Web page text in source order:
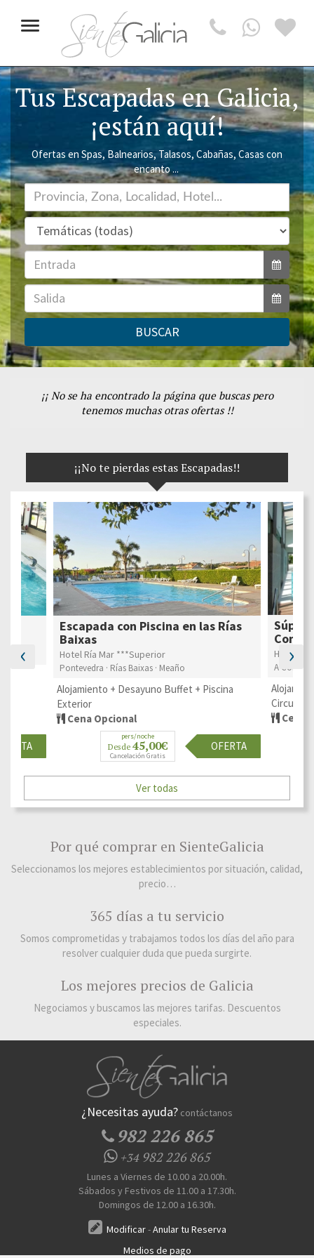
Toggle
navigation
Tus Escapadas en Galicia,
¡están aquí!
Ofertas en Spas, Balnearios, Talasos, Cabañas, Casas con
encanto ...
BUSCAR
¡¡ No se ha encontrado la página que buscas pero
tenemos muchas otras ofertas !!
¡¡No te pierdas estas Escapadas!!
Escapada con Piscina en las Rías
Baixas
Hotel Ría Mar ***Superior
Pontevedra · Rías Baixas · Meaño
Alojamiento + Desayuno Buffet + Piscina
Exterior
Cena Opcional
pers/noche
Desde 45,00€
Cancelación Gratis
OFERTA
Súper
Hotel
A Coruña
Circuito
Cena
‹ ›
Ver todas
Por qué comprar en SienteGalicia
Seleccionamos los mejores establecimientos por situación, calidad,
precio…
365 días a tu servicio
Somos comprometidas y trabajamos todos los días del año para
resolver cualquier duda que pueda surgirte.
Los mejores precios de Galicia
Negociamos y buscamos las mejores tarifas. Descuentos
especiales.
¿Necesitas ayuda? contáctanos
982 226 865
+34982 226 865
Lunes a Viernes de 10.00 a 20.00h.
Sábados y Festivos de 11.00 a 17.30h.
Domingos de 12.00 a 16.30h.
Modificar-Anular tu Reserva
Medios de pago